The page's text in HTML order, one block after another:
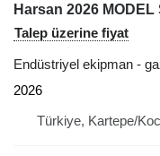
Harsan 2026
Talep üzerine fiyat
Endüstriyel ekipman -
2026
Türkiye, Kartepe/